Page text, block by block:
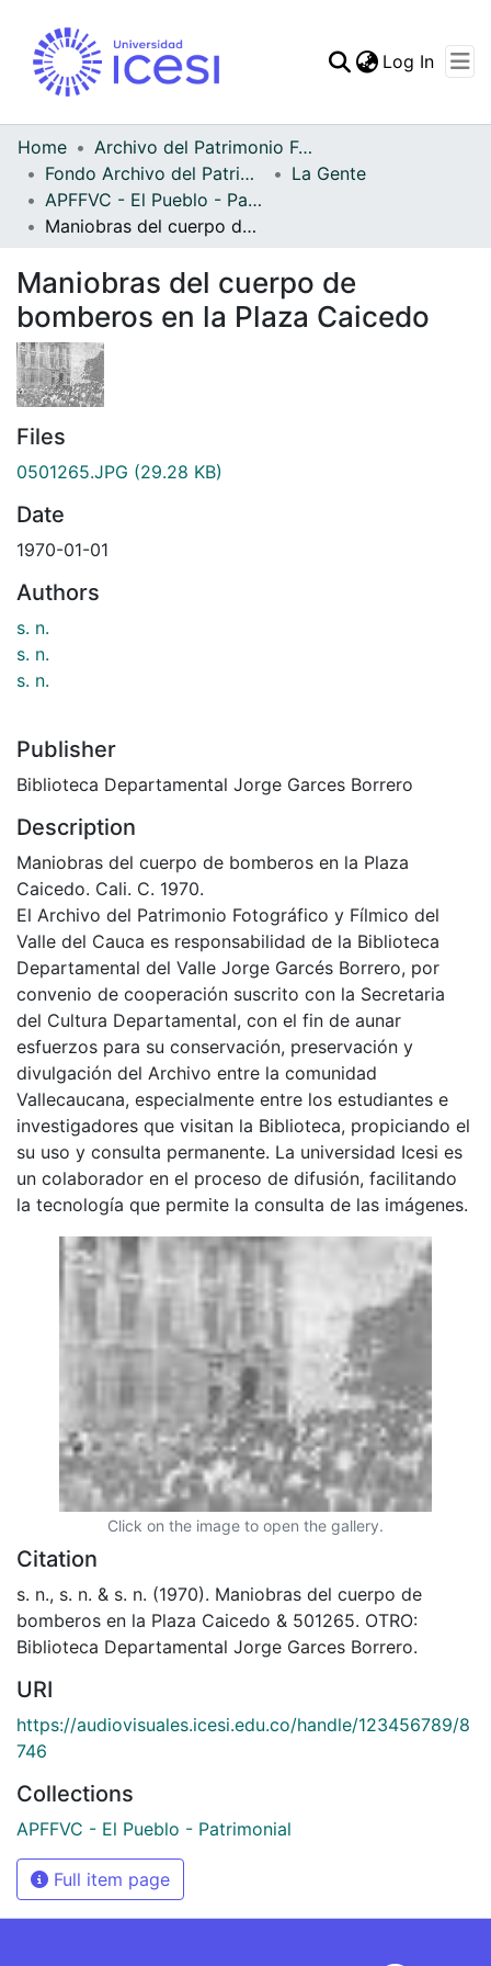
Statistics
Log In
Home
Archivo del Patrimonio Fotográfico y Fílmico del Valle del Cauca
Fondo Archivo del Patrimonio Fotográfico y Fílmico del Valle del Cauca
La Gente
APFFVC - El Pueblo - Patrimonial
Maniobras del cuerpo de bomberos en la Plaza Caicedo
Maniobras del cuerpo de
bomberos en la Plaza Caicedo
Files
0501265.JPG (29.28 KB)
Date
1970-01-01
Authors
s. n.
s. n.
s. n.
Publisher
Biblioteca Departamental Jorge Garces Borrero
Description
Maniobras del cuerpo de bomberos en la Plaza
Caicedo. Cali. C. 1970.
El Archivo del Patrimonio Fotográfico y Fílmico del
Valle del Cauca es responsabilidad de la Biblioteca
Departamental del Valle Jorge Garcés Borrero, por
convenio de cooperación suscrito con la Secretaria
del Cultura Departamental, con el fin de aunar
esfuerzos para su conservación, preservación y
divulgación del Archivo entre la comunidad
Vallecaucana, especialmente entre los estudiantes e
investigadores que visitan la Biblioteca, propiciando el
su uso y consulta permanente. La universidad Icesi es
un colaborador en el proceso de difusión, facilitando
la tecnología que permite la consulta de las imágenes.
Click on the image to open the gallery.
Citation
s. n., s. n. & s. n. (1970). Maniobras del cuerpo de
bomberos en la Plaza Caicedo & 501265. OTRO:
Biblioteca Departamental Jorge Garces Borrero.
URI
https://audiovisuales.icesi.edu.co/handle/123456789/8
746
Collections
APFFVC - El Pueblo - Patrimonial
Full item page